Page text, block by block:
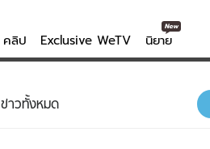
คลิป Exclusive WeTV นิยาย
บันเทิงครบรส
ข่าวทั้งหมด